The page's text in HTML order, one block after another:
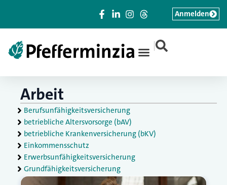
|
Anmelden
Arbeit
Berufsunfähigkeitsversicherung
betriebliche Altersvorsorge (bAV)
betriebliche Krankenversicherung (bKV)
Einkommensschutz
Erwerbsunfähigkeitsversicherung
Grundfähigkeitsversicherung